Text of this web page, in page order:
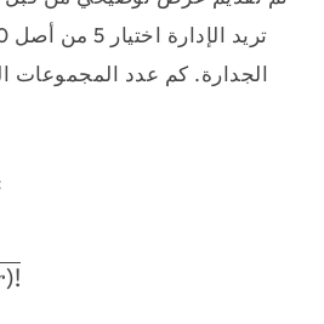
الجدارة. كم عدد المجموعات
)!